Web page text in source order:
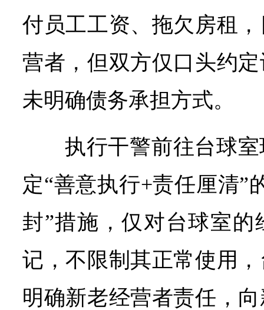
付员工工资、拖欠房租
营者，但双方仅口头约
未明确债务承担方式。
执行干警前往台球
定“善意执行+责任厘清”
封”措施，仅对台球室
记，不限制其正常使用
明确新老经营者责任，